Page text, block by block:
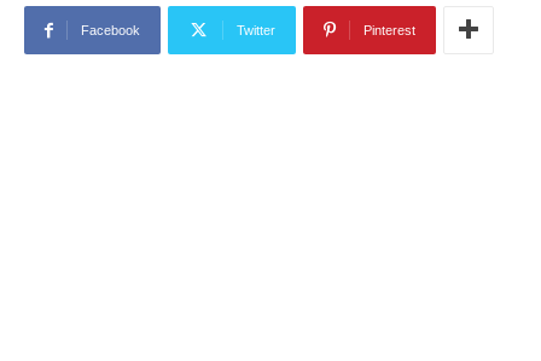
Facebook Twitter Pinterest